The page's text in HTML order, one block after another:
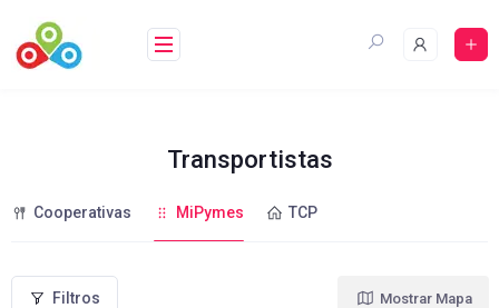
contenido
Transportistas
Cooperativas MiPymes TCP
Filtros Mostrar Mapa